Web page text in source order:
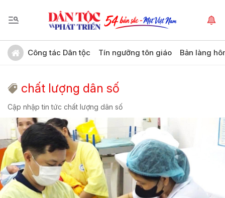
Công tác Dân tộc Tín ngưỡng tôn giáo Bản làng
chất lượng dân số
Cập nhập tin tức chất lượng dân số